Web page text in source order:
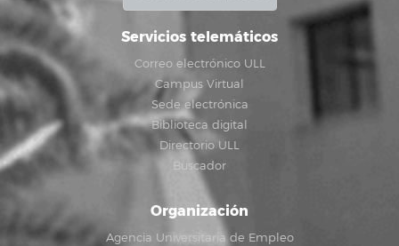
Servicios telemáticos
Correo electrónico ULL
Campus Virtual
Sede electrónica
Biblioteca digital
Directorio ULL
Buscador
Organización
Agencia Universitaria de Empleo